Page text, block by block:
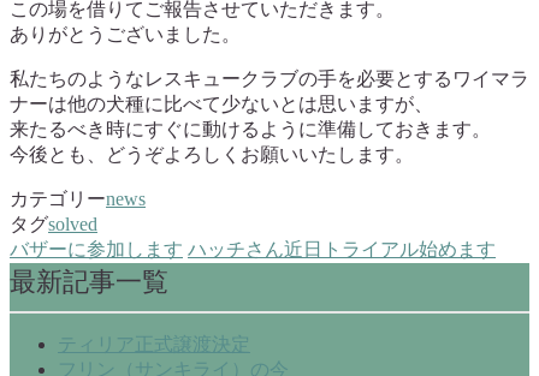
この場を借りてご報告させていただきます。
ありがとうございました。
私たちのようなレスキュークラブの手を必要とするワイマラ
ナーは他の犬種に比べて少ないとは思いますが、
来たるべき時にすぐに動けるように準備しておきます。
今後とも、どうぞよろしくお願いいたします。
カテゴリーnews
タグsolved
バザーに参加します ハッチさん近日トライアル始めます
最新記事一覧
ティリア正式譲渡決定
フリン（サンキライ）の今